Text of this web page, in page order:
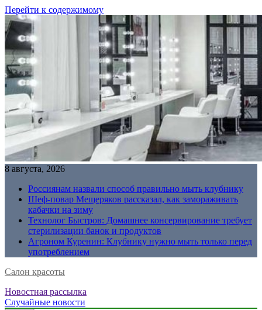
Перейти к содержимому
8 августа, 2026
Россиянам назвали способ правильно мыть клубнику
Шеф-повар Мещеряков рассказал, как замораживать
кабачки на зиму
Технолог Быстров: Домашнее консервирование требует
стерилизации банок и продуктов
Агроном Куренин: Клубнику нужно мыть только перед
употреблением
Салон красоты
Новостная рассылка
Случайные новости